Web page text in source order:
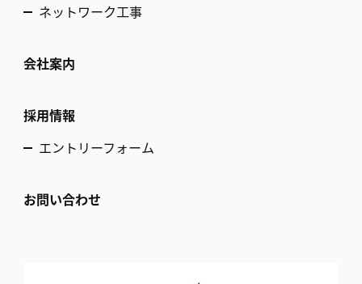
ネットワーク工事
会社案内
採用情報
エントリーフォーム
お問い合わせ